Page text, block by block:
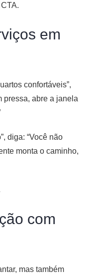
em
confortáveis”,
pressa, abre a janela
diga: “Você não
monta o caminho,
com
mas também